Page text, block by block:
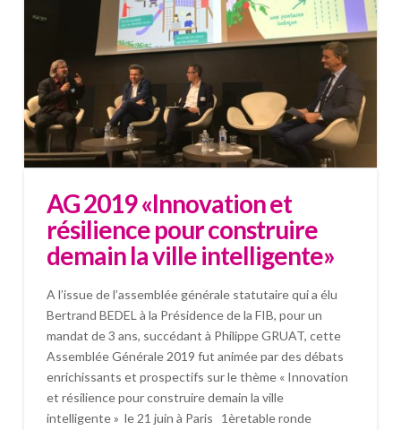
AG 2019 «Innovation et
résilience pour construire
demain la ville intelligente»
A l’issue de l’assemblée générale statutaire qui a élu
Bertrand BEDEL à la Présidence de la FIB, pour un
mandat de 3 ans, succédant à Philippe GRUAT, cette
Assemblée Générale 2019 fut animée par des débats
enrichissants et prospectifs sur le thème « Innovation
et résilience pour construire demain la ville
intelligente » le 21 juin à Paris 1èretable ronde